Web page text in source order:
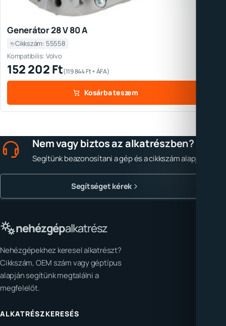
Generátor 28 V 80 A
Cikkszám: 55558
Kompatibilis: Volvo
152 202Ft(119 844Ft+ ÁFA)
Kosárba teszem
Nem vagy biztos az alkatrészben?
Segítünk beazonosítani a gép és a cikkszám alapján.
Segítséget kérek
nehézgépalkatrész
Nehézgépekhez keresel alkatrészt?
Cikkszám, OEM szám vagy géptípus
alapján segítünk megtalálni a
megfelelőt.
ALKATRÉSZKERESÉS